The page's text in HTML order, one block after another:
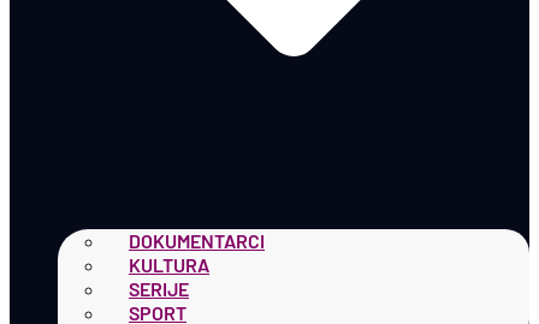
DOKUMENTARCI
KULTURA
SERIJE
SPORT